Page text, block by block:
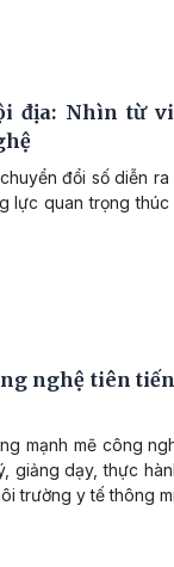
địa: Nhìn từ
đổi số diễn ra
lực quan trọng
nghệ tiên
mạnh mẽ công
giảng dạy, thực
trường y tế thông